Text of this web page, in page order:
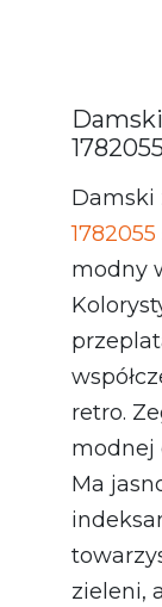
1782055
Damski
1782055
modny
retro.
modnej
Ma
zieleni,